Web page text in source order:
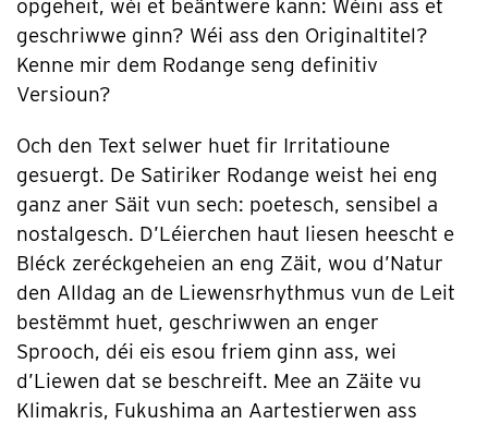
opgeheit, wéi et beäntwere kann: Wéini ass et
geschriwwe ginn? Wéi ass den Originaltitel?
Kenne mir dem Rodange seng definitiv
Versioun?
Och den Text selwer huet fir Irritatioune
gesuergt. De Satiriker Rodange weist hei eng
ganz aner Säit vun sech: poetesch, sensibel a
nostalgesch. D’Léierchen haut liesen heescht e
Bléck zeréckgeheien an eng Zäit, wou d’Natur
den Alldag an de Liewensrhythmus vun de Leit
bestëmmt huet, geschriwwen an enger
Sprooch, déi eis esou friem ginn ass, wei
d’Liewen dat se beschreift. Mee an Zäite vu
Klimakris, Fukushima an Aartestierwen ass